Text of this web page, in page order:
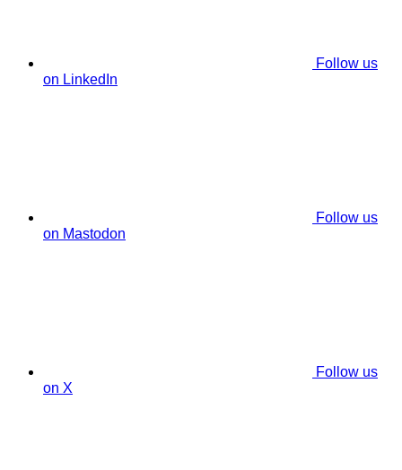
Follow us
on LinkedIn
Follow us
on Mastodon
Follow us
on X